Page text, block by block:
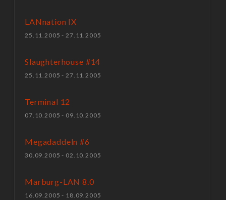
LANnation IX
25.11.2005 - 27.11.2005
Slaughterhouse #14
25.11.2005 - 27.11.2005
Terminal 12
07.10.2005 - 09.10.2005
Megadaddeln #6
30.09.2005 - 02.10.2005
Marburg-LAN 8.0
16.09.2005 - 18.09.2005